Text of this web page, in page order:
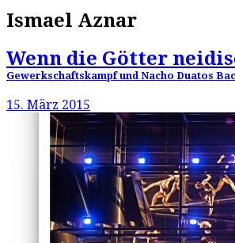
Ismael Aznar
Wenn die Götter
Gewerkschaftskampf und Nacho Duatos
15. März 2015